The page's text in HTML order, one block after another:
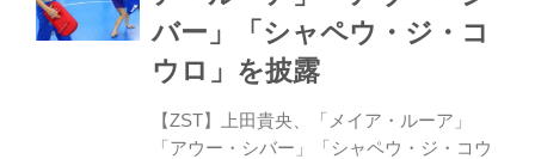
バー」「シャペウ・ジ・コ
ウロ」を披露
【ZST】上田貴央、「メイア・ルーア」
「アウー・シバー」「シャペウ・ジ・コウ